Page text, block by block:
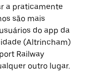
a praticamente
são mais
do app da
(Altrincham)
Railway
outro lugar.